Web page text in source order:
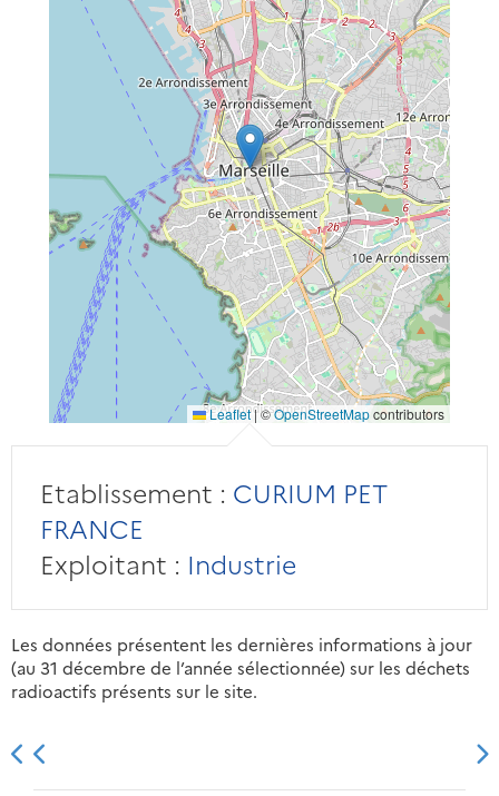
Leaflet|©OpenStreetMapcontributors
Etablissement : CURIUM PET
FRANCE
Exploitant : Industrie
Les données présentent les dernières informations à jour
(au 31 décembre de l’année sélectionnée) sur les déchets
radioactifs présents sur le site.